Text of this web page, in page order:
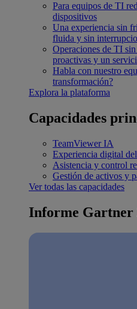
Para equipos de TI
dispositivos
Una experiencia sin
fluida y sin
Operaciones de TI
proactivas y un
Habla con nuestro
transformación?
Explora la plataforma
Capacidades
TeamViewer IA
Experiencia digital
Asistencia y control
Gestión de activos y
Ver todas las capacidades
Informe Gartner